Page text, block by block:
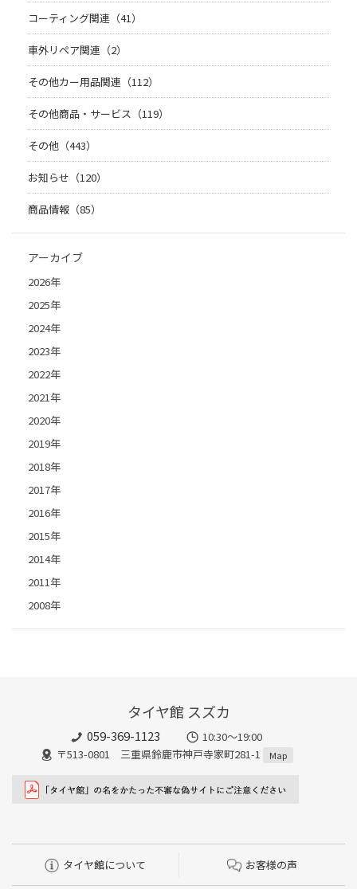
コーティング関連（41）
車外リペア関連（2）
その他カー用品関連（112）
その他商品・サービス（119）
その他（443）
お知らせ（120）
商品情報（85）
アーカイブ
2026年
2025年
2024年
2023年
2022年
2021年
2020年
2019年
2018年
2017年
2016年
2015年
2014年
2011年
2008年
タイヤ館 スズカ
059-369-1123
10:30～19:00
〒513-0801 三重県鈴鹿市神戸寺家町281-1
Map
タイヤ館について お客様の声